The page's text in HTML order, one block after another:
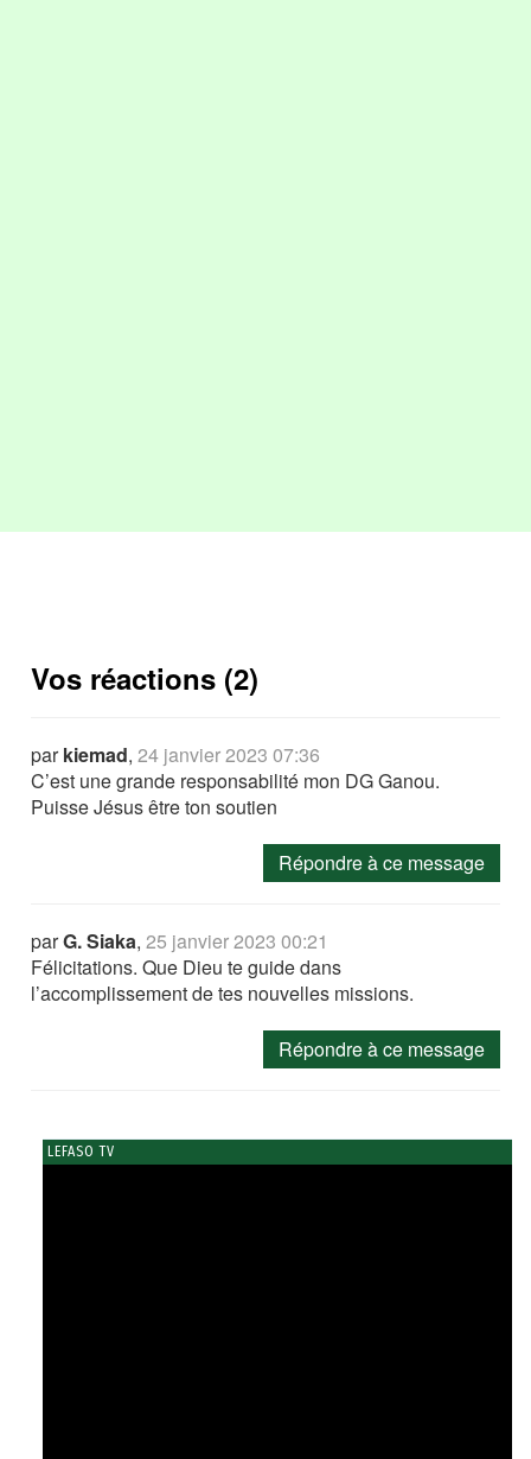
Vos réactions (2)
parkiemad,24 janvier 2023 07:36
C’est une grande responsabilité mon DG Ganou.
Puisse Jésus être ton soutien
Répondre à ce message
parG. Siaka,25 janvier 2023 00:21
Félicitations. Que Dieu te guide dans
l’accomplissement de tes nouvelles missions.
Répondre à ce message
LEFASO TV